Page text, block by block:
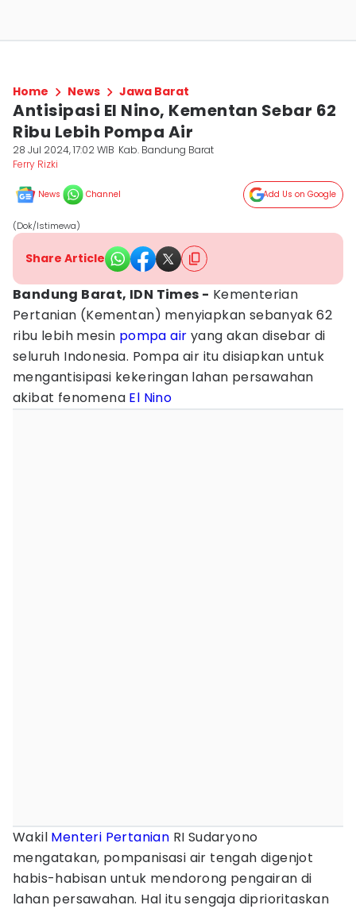
Home News Jawa Barat
Antisipasi El Nino, Kementan Sebar 62
Ribu Lebih Pompa Air
28 Jul 2024, 17:02 WIB Kab. Bandung Barat
Ferry Rizki
News Channel Add Us on Google
(Dok/Istimewa)
Share Article
Bandung Barat, IDN Times - Kementerian
Pertanian (Kementan) menyiapkan sebanyak 62
ribu lebih mesin pompa air yang akan disebar di
seluruh Indonesia. Pompa air itu disiapkan untuk
mengantisipasi kekeringan lahan persawahan
akibat fenomena El Nino
Wakil Menteri Pertanian RI Sudaryono
mengatakan, pompanisasi air tengah digenjot
habis-habisan untuk mendorong pengairan di
lahan persawahan. Hal itu sengaja diprioritaskan